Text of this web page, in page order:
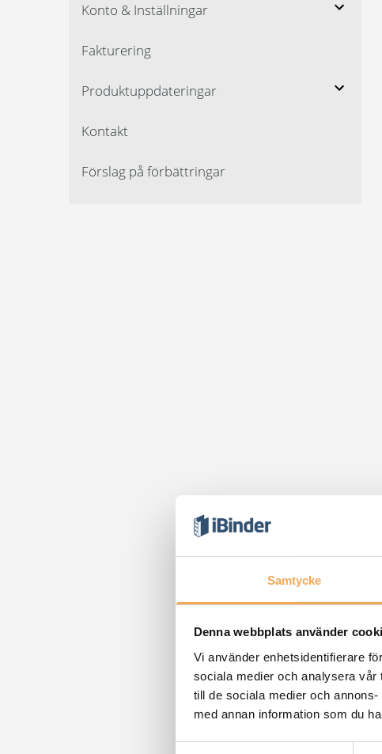
Samtycke
Denna webbplats använder
Vi använder enhetsidentifierare
sociala medier och analysera vår
till de sociala medier och
med annan information som du
Konto & Inställningar
Fakturering
Produktuppdateringar
Kontakt
Förslag på förbättringar